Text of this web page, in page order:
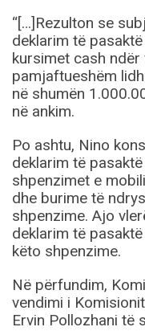
“[…]Rezulton se
deklarim të
kursimet cash
pamjaftueshëm
në shumën
në ankim.
Po ashtu, Nino
deklarim të
shpenzimet e
dhe burime të
shpenzime. Ajo
deklarim të
këto shpenzime.
Në përfundim,
vendimi i
Ervin Pollozhani të